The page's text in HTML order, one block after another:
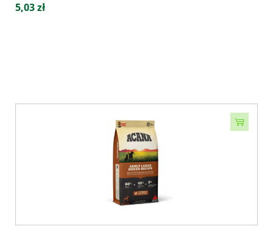
5,03 zł